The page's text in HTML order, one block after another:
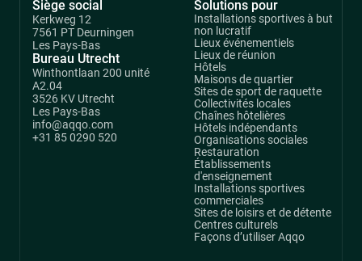
Siège social
Kerkweg 12
7561 PT Deurningen
Les Pays-Bas
Bureau Utrecht
Winthontlaan 200 unité
A2.04
3526 KV Utrecht
Les Pays-Bas
info@aqqo.com
+31 85 0290 520
Solutions pour
Installations sportives à but
non lucratif
Lieux événementiels
Lieux de réunion
Hôtels
Maisons de quartier
Sites de sport de raquette
Collectivités locales
Chaînes hôtelières
Hôtels indépendants
Organisations sociales
Restauration
Établissements
d'enseignement
Installations sportives
commerciales
Sites de loisirs et de détente
Centres culturels
Façons d’utiliser Aqqo